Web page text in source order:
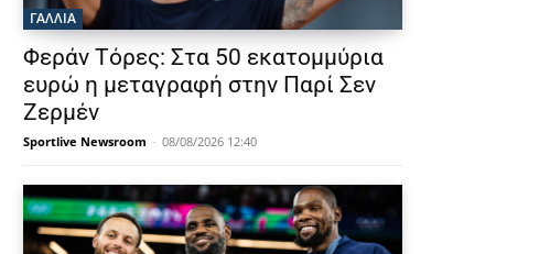
ΓΑΛΛΙΑ
Φεράν Τόρες: Στα 50 εκατομμύρια
ευρώ η μεταγραφή στην Παρί Σεν
Ζερμέν
Sportlive Newsroom - 08/08/2026 12:40